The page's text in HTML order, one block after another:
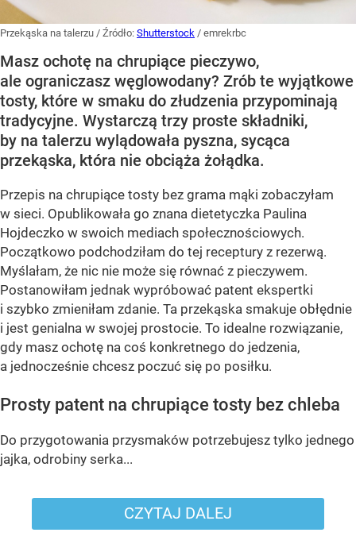
Przekąska na talerzu / Źródło: Shutterstock / emrekrbc
Masz ochotę na chrupiące pieczywo,
ale ograniczasz węglowodany? Zrób te wyjątkowe
tosty, które w smaku do złudzenia przypominają
tradycyjne. Wystarczą trzy proste składniki,
by na talerzu wylądowała pyszna, sycąca
przekąska, która nie obciąża żołądka.
Przepis na chrupiące tosty bez grama mąki zobaczyłam
w sieci. Opublikowała go znana dietetyczka Paulina
Hojdeczko w swoich mediach społecznościowych.
Początkowo podchodziłam do tej receptury z rezerwą.
Myślałam, że nic nie może się równać z pieczywem.
Postanowiłam jednak wypróbować patent ekspertki
i szybko zmieniłam zdanie. Ta przekąska smakuje obłędnie
i jest genialna w swojej prostocie. To idealne rozwiązanie,
gdy masz ochotę na coś konkretnego do jedzenia,
a jednocześnie chcesz poczuć się po posiłku.
Prosty patent na chrupiące tosty bez chleba
Do przygotowania przysmaków potrzebujesz tylko jednego
jajka, odrobiny serka...
CZYTAJ DALEJ